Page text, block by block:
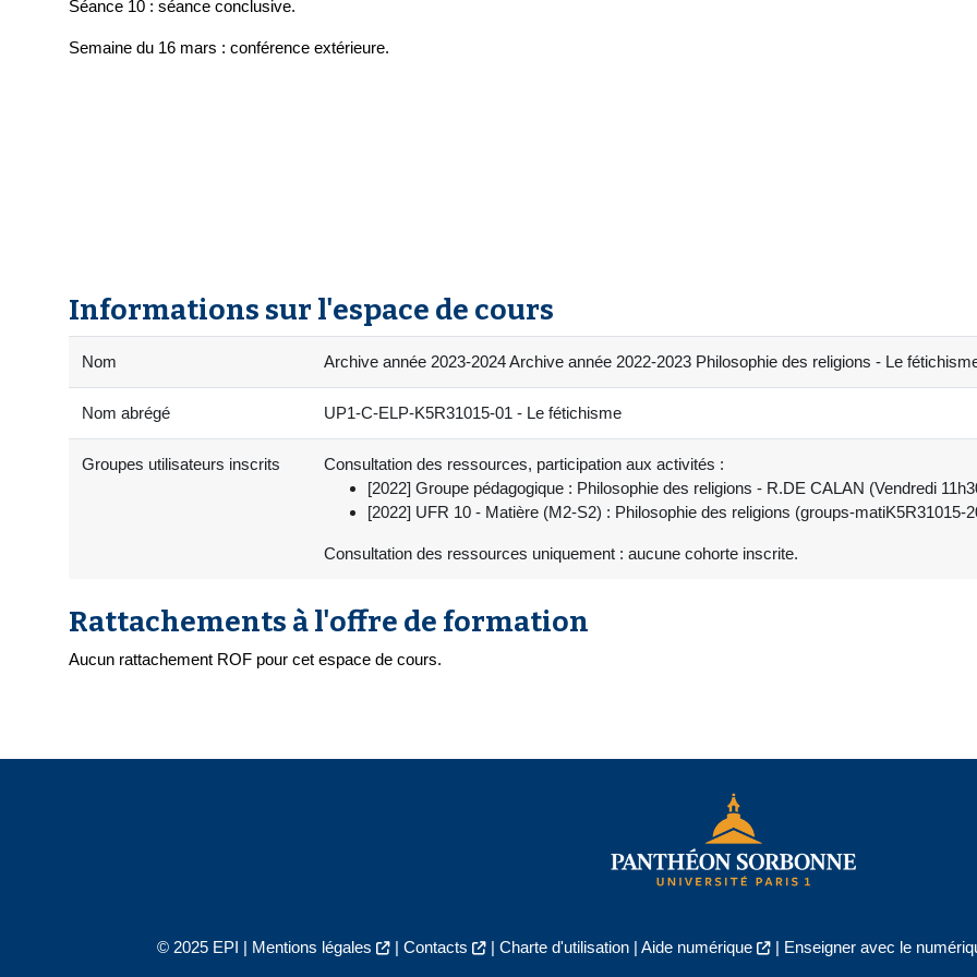
Séance 10 : séance conclusive.
Semaine du 16 mars : conférence extérieure.
Informations sur l'espace de cours
Nom Archive année 2023-2024 Archive année 2022-2023 Philosophie des religions - Le
Nom abrégé UP1-C-ELP-K5R31015-01 - Le fétichisme
Groupes utilisateurs inscrits
Consultation des ressources, participation aux activités :
[2022] Groupe pédagogique : Philosophie des religions - R.DE CALAN (Vendredi
[2022] UFR 10 - Matière (M2-S2) : Philosophie des religions (groups-matiK5R31015-
Consultation des ressources uniquement : aucune cohorte inscrite.
Rattachements à l'offre de formation
Aucun rattachement ROF pour cet espace de cours.
© 2025 EPI | Mentions légales | Contacts | Charte d'utilisation| Aide numérique | Enseigner avec le